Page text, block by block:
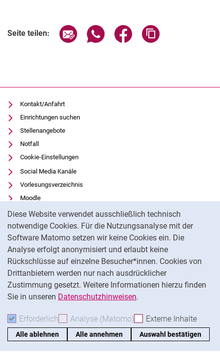
Diese Website verwendet ausschließlich technisch
notwendige Cookies. Für die Nutzungsanalyse mit der
Software Matomo setzen wir keine Cookies ein. Die
Analyse erfolgt anonymisiert und erlaubt keine
Rückschlüsse auf einzelne Besucher*innen. Cookies von
Drittanbietern werden nur nach ausdrücklicher
Zustimmung gesetzt. Weitere Informationen hierzu finden
Sie in unseren Datenschutzhinweisen.
Erforderlich Erforderliche Cookies akzeptieren
Analyse (Matomo) Analyse-Cookies
Externe Inhalte
Alle ablehnen Alle annehmen Auswahl bestätigen
Seite teilen: Seite über E-Mail teilen
Seite über WhatsApp teilen
Seite über Facebook
Kontakt/Anfahrt
Einrichtungen suchen
Stellenangebote
Notfall
Cookie-Einstellungen
Social Media Kanäle
Vorlesungsverzeichnis
Moodle
Panopto
Universitätsbibliothek
Datenschutz
Barrierefreiheit
Transparenter KI-Einsatz